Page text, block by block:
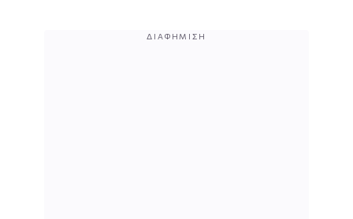
ΔΙΑΦΉΜΙΣΗ